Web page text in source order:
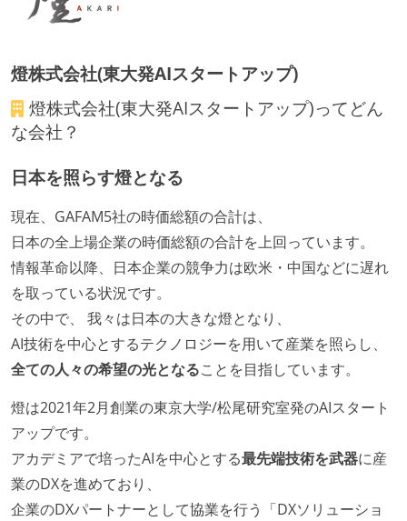
燈株式会社(東大発AIスタートアップ)
燈株式会社(東大発AIスタートアップ)ってどん
な会社？
日本を照らす燈となる
現在、GAFAM5社の時価総額の合計は、
日本の全上場企業の時価総額の合計を上回っています。
情報革命以降、日本企業の競争力は欧米・中国などに遅れ
を取っている状況です。
その中で、 我々は日本の大きな燈となり、
AI技術を中心とするテクノロジーを用いて産業を照らし、
全ての人々の希望の光となることを目指しています。
燈は2021年2月創業の東京大学/松尾研究室発のAIスタート
アップです。
アカデミアで培ったAIを中心とする最先端技術を武器に産
業のDXを進めており、
企業のDXパートナーとして協業を行う「DXソリューショ